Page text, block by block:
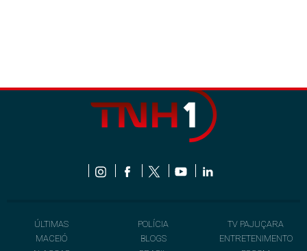
ÚLTIMAS
MACEIÓ
POLÍCIA
BLOGS
TV PAJUÇARA
ENTRETENIMENTO